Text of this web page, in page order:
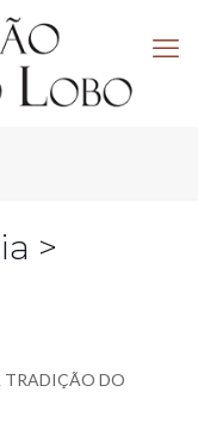
>
TRADIÇÃO DO